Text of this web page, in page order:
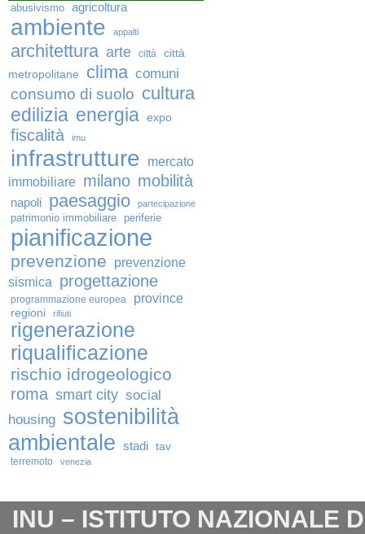
abusivismo agricoltura
ambiente appalti
architettura arte città
città
metropolitane
clima comuni
consumo di suolo cultura
edilizia energia expo
fiscalità imu
infrastrutture
mercato
immobiliare milano mobilità
napoli paesaggio partecipazione
patrimonio immobiliare periferie
pianificazione
prevenzione
prevenzione
sismica
progettazione
programmazione europea province
regioni rifiuti
rigenerazione
riqualificazione
rischio idrogeologico
roma smart city social
housing sostenibilità
ambientale stadi tav
terremoto venezia
INU – ISTITUTO NAZIONALE